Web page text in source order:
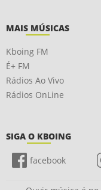
MAIS MÚSICAS
Kboing FM
É+ FM
Rádios Ao Vivo
Rádios OnLine
SIGA O KBOING
facebook